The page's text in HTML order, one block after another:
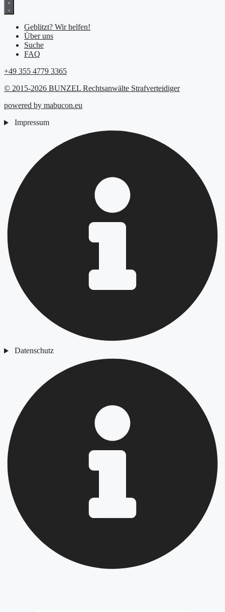
Geblitzt? Wir helfen!
Über uns
Suche
FAQ
+49 355 4779 3365
© 2015-2026 BUNZEL Rechtsanwälte Strafverteidiger
powered by mabucon.eu
Impressum
Datenschutz